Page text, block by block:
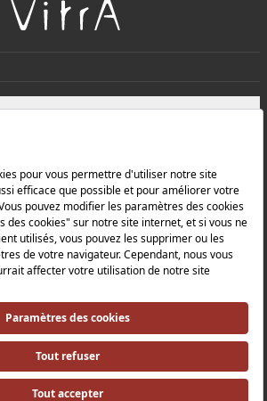
et politique de protection des
Politique de qualité |
santé et de sécurité au travail |
Politique environnementale |
|Relations avec les investisseurs |
avec les investisseurs |